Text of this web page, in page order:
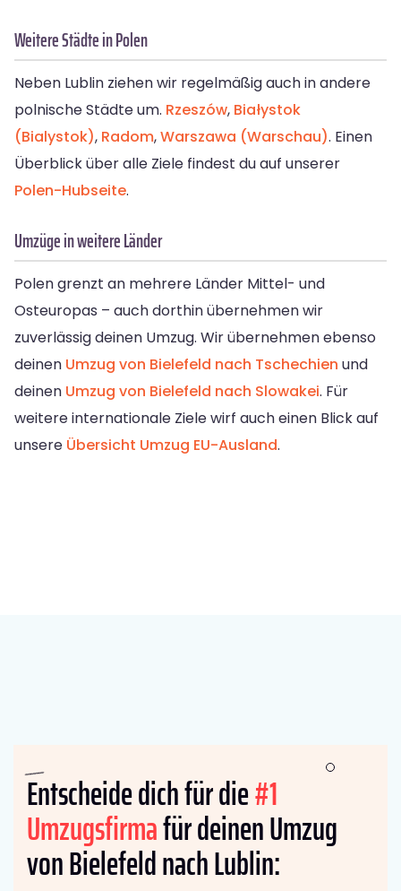
Weitere Städte in Polen
Neben Lublin ziehen wir regelmäßig auch in andere
polnische Städte um. Rzeszów, Białystok
(Bialystok), Radom,Warszawa (Warschau). Einen
Überblick über alle Ziele findest du auf unserer
Polen-Hubseite.
Umzüge in weitere Länder
Polen grenzt an mehrere Länder Mittel- und
Osteuropas – auch dorthin übernehmen wir
zuverlässig deinen Umzug. Wir übernehmen ebenso
deinen Umzug von Bielefeld nach Tschechien und
deinen Umzug von Bielefeld nach Slowakei. Für
weitere internationale Ziele wirf auch einen Blick auf
unsere Übersicht Umzug EU-Ausland.
Entscheide dich für die#1
Umzugsfirmafür deinen Umzug
von Bielefeld nach Lublin: